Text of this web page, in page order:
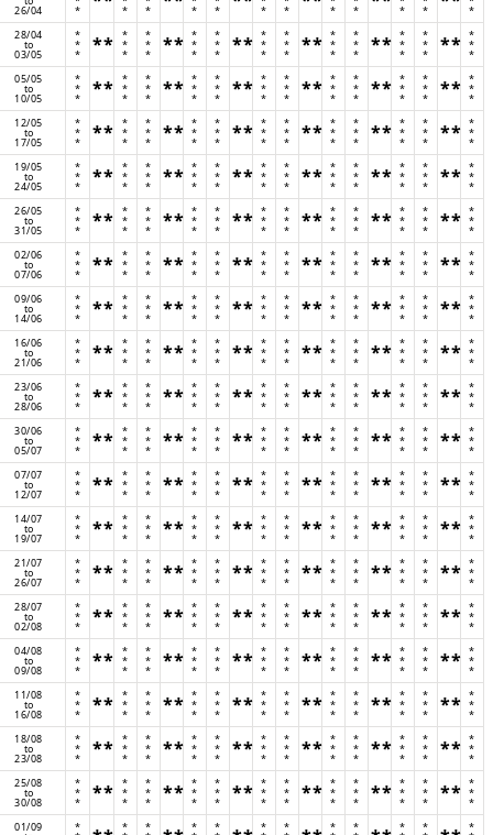
26/04 * * * * * * * * * * *
*
28/04
to
03/05
*
*
* ** *
*
*
*
*
* ** *
*
*
*
*
* ** *
*
*
*
*
* ** *
*
*
*
*
* ** *
*
*
*
*
* ** *
*
*
05/05
to
10/05
*
*
* ** *
*
*
*
*
* ** *
*
*
*
*
* ** *
*
*
*
*
* ** *
*
*
*
*
* ** *
*
*
*
*
* ** *
*
*
12/05
to
17/05
*
*
* ** *
*
*
*
*
* ** *
*
*
*
*
* ** *
*
*
*
*
* ** *
*
*
*
*
* ** *
*
*
*
*
* ** *
*
*
19/05
to
24/05
*
*
* ** *
*
*
*
*
* ** *
*
*
*
*
* ** *
*
*
*
*
* ** *
*
*
*
*
* ** *
*
*
*
*
* ** *
*
*
26/05
to
31/05
*
*
* ** *
*
*
*
*
* ** *
*
*
*
*
* ** *
*
*
*
*
* ** *
*
*
*
*
* ** *
*
*
*
*
* ** *
*
*
02/06
to
07/06
*
*
* ** *
*
*
*
*
* ** *
*
*
*
*
* ** *
*
*
*
*
* ** *
*
*
*
*
* ** *
*
*
*
*
* ** *
*
*
09/06
to
14/06
*
*
* ** *
*
*
*
*
* ** *
*
*
*
*
* ** *
*
*
*
*
* ** *
*
*
*
*
* ** *
*
*
*
*
* ** *
*
*
16/06
to
21/06
*
*
* ** *
*
*
*
*
* ** *
*
*
*
*
* ** *
*
*
*
*
* ** *
*
*
*
*
* ** *
*
*
*
*
* ** *
*
*
23/06
to
28/06
*
*
* ** *
*
*
*
*
* ** *
*
*
*
*
* ** *
*
*
*
*
* ** *
*
*
*
*
* ** *
*
*
*
*
* ** *
*
*
30/06
to
05/07
*
*
* ** *
*
*
*
*
* ** *
*
*
*
*
* ** *
*
*
*
*
* ** *
*
*
*
*
* ** *
*
*
*
*
* ** *
*
*
07/07
to
12/07
*
*
* ** *
*
*
*
*
* ** *
*
*
*
*
* ** *
*
*
*
*
* ** *
*
*
*
*
* ** *
*
*
*
*
* ** *
*
*
14/07
to
19/07
*
*
* ** *
*
*
*
*
* ** *
*
*
*
*
* ** *
*
*
*
*
* ** *
*
*
*
*
* ** *
*
*
*
*
* ** *
*
*
21/07
to
26/07
*
*
* ** *
*
*
*
*
* ** *
*
*
*
*
* ** *
*
*
*
*
* ** *
*
*
*
*
* ** *
*
*
*
*
* ** *
*
*
28/07
to
02/08
*
*
* ** *
*
*
*
*
* ** *
*
*
*
*
* ** *
*
*
*
*
* ** *
*
*
*
*
* ** *
*
*
*
*
* ** *
*
*
04/08
to
09/08
*
*
* ** *
*
*
*
*
* ** *
*
*
*
*
* ** *
*
*
*
*
* ** *
*
*
*
*
* ** *
*
*
*
*
* ** *
*
*
11/08
to
16/08
*
*
* ** *
*
*
*
*
* ** *
*
*
*
*
* ** *
*
*
*
*
* ** *
*
*
*
*
* ** *
*
*
*
*
* ** *
*
*
18/08
to
23/08
*
*
* ** *
*
*
*
*
* ** *
*
*
*
*
* ** *
*
*
*
*
* ** *
*
*
*
*
* ** *
*
*
*
*
* ** *
*
*
25/08
to
30/08
*
*
* ** *
*
*
*
*
* ** *
*
*
*
*
* ** *
*
*
*
*
* ** *
*
*
*
*
* ** *
*
*
*
*
* ** *
*
*
01/09
* * * * * * * * * * * *